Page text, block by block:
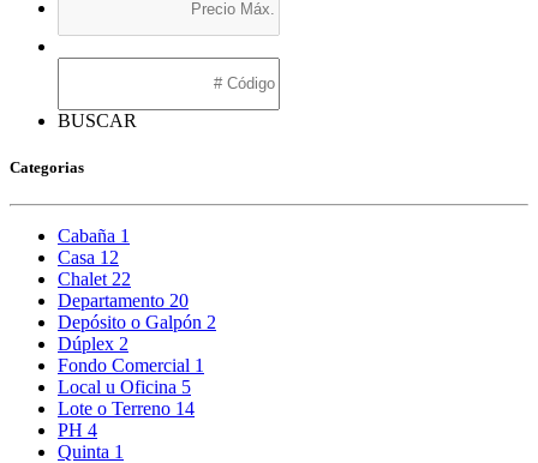
BUSCAR
Categorias
Cabaña 1
Casa 12
Chalet 22
Departamento 20
Depósito o Galpón 2
Dúplex 2
Fondo Comercial 1
Local u Oficina 5
Lote o Terreno 14
PH 4
Quinta 1